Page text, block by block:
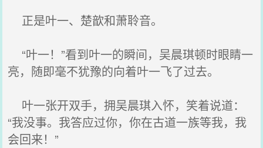
正是叶一、楚歆和萧聆音。
“叶一！”看到叶一的瞬间，吴晨琪顿时眼睛一
亮，随即毫不犹豫的向着叶一飞了过去。
叶一张开双手，拥吴晨琪入怀，笑着说道：
“我没事。我答应过你，你在古道一族等我，我
会回来！”